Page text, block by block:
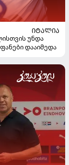
ᲘᲢᲐᲚᲘᲐ
უნდა
დააიმედა